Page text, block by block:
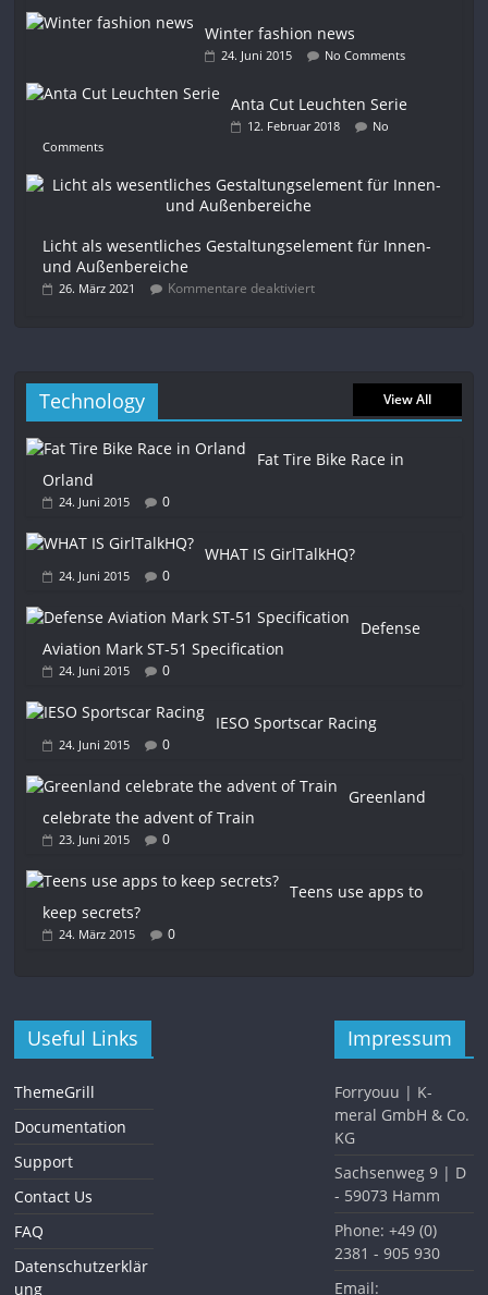
Winter fashion news
24. Juni 2015 No Comments
Anta Cut Leuchten Serie
12. Februar 2018
No
Comments
Licht als wesentliches Gestaltungselement für Innen-
und Außenbereiche
26. März 2021 Kommentare deaktiviert
Technology View All
Fat Tire Bike Race in
Orland
24. Juni 2015 0
WHAT IS GirlTalkHQ?
24. Juni 2015 0
Defense
Aviation Mark ST-51 Specification
24. Juni 2015 0
IESO Sportscar Racing
24. Juni 2015 0
Greenland
celebrate the advent of Train
23. Juni 2015 0
Teens use apps to
keep secrets?
24. März 2015 0
Useful Links
ThemeGrill
Documentation
Support
Contact Us
FAQ
Datenschutzerklär
ung
Impressum
Forryouu | K-
meral GmbH & Co.
KG
Sachsenweg 9 | D
- 59073 Hamm
Phone: +49 (0)
2381 - 905 930
Email: